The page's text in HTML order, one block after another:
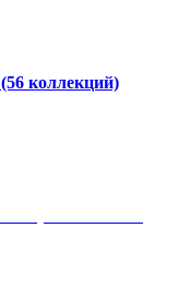
(56 коллекций)